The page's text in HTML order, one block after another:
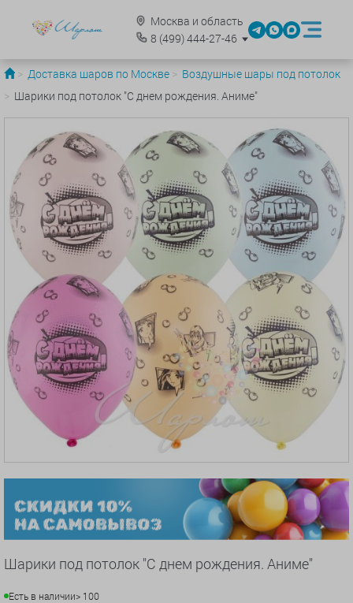
Москва и область
8 (499)444-27-46
Доставка шаров по Москве
Воздушные шары под потолок
Шарики под потолок "С днем рождения. Аниме"
Шарики под потолок "С днем рождения. Аниме"
Есть в наличии> 100